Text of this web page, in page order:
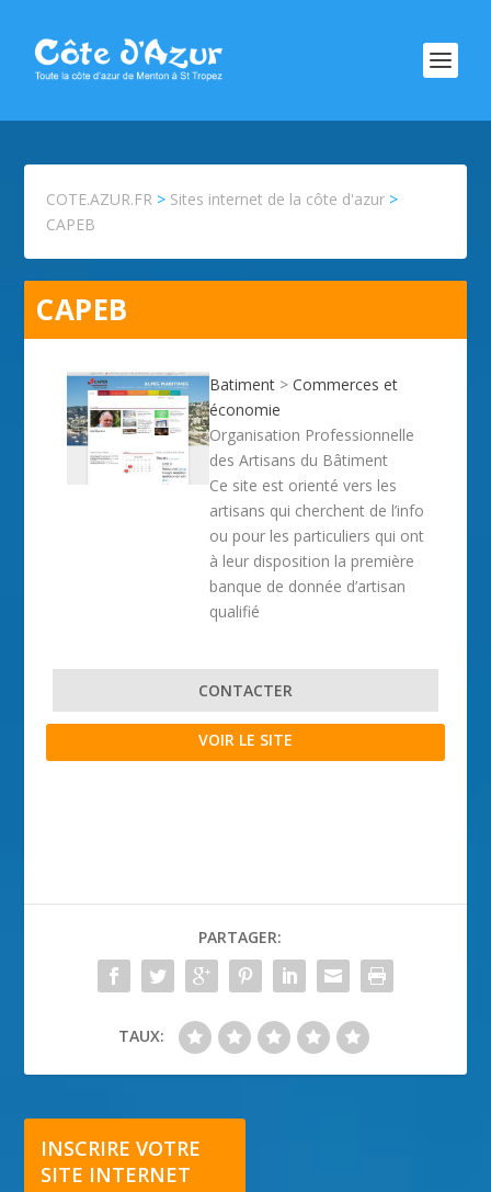
COTE.AZUR.FR > Sites internet de la côte d'azur >
CAPEB
CAPEB
Batiment >Commerces et
économie
Organisation Professionnelle
des Artisans du Bâtiment
Ce site est orienté vers les
artisans qui cherchent de l’info
ou pour les particuliers qui ont
à leur disposition la première
banque de donnée d’artisan
qualifié
CONTACTER
VOIR LE SITE
PARTAGER:
TAUX:
INSCRIRE VOTRE
SITE INTERNET